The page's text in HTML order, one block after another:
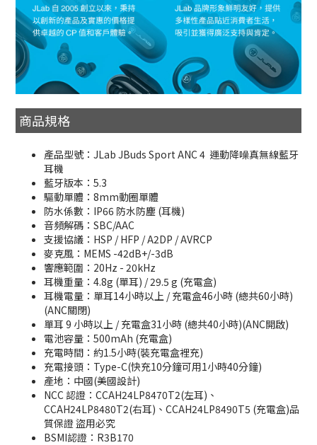
商品規格
產品型號：JLab JBuds Sport ANC 4 運動降噪真無線藍牙
耳機
藍牙版本：5.3
驅動單體：8mm動圈單體
防水係數：IP66 防水防塵 (耳機)
音頻解碼：SBC/AAC
支援協議：HSP / HFP / A2DP / AVRCP
麥克風：MEMS -42dB+/-3dB
響應範圍：20Hz - 20kHz
耳機重量：4.8g (單耳) / 29.5 g (充電盒)
耳機電量：單耳14小時以上 / 充電盒46小時 (總共60小時)
(ANC關閉)
單耳 9 小時以上 / 充電盒31小時 (總共40小時)(ANC開啟)
電池容量：500mAh (充電盒)
充電時間：約1.5小時(裝充電盒裡充)
充電接頭：Type-C(快充10分鐘可用1小時40分鐘)
產地：中國(美國設計)
NCC 認證：CCAH24LP8470T2(左耳)、
CCAH24LP8480T2(右耳)、CCAH24LP8490T5 (充電盒)品
質保證 盜用必究
BSMI認證：R3B170